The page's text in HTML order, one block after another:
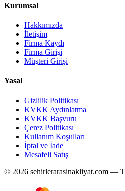
Kurumsal
Hakkımızda
İletişim
Firma Kaydı
Firma Girişi
Müşteri Girişi
Yasal
Gizlilik Politikası
KVKK Aydınlatma
KVKK Başvuru
Çerez Politikası
Kullanım Koşulları
İptal ve İade
Mesafeli Satış
© 2026 sehirlerarasinakliyat.com —